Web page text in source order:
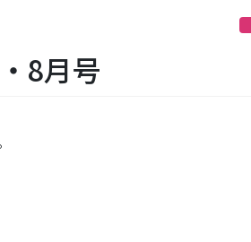
8月号